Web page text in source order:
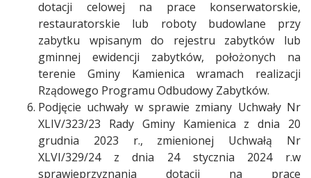
dotacji celowej na prace konserwatorskie,
restauratorskie lub roboty budowlane przy
zabytku wpisanym do rejestru zabytków lub
gminnej ewidencji zabytków, położonych na
terenie Gminy Kamienica wramach realizacji
Rządowego Programu Odbudowy Zabytków.
Podjęcie uchwały w sprawie zmiany Uchwały Nr
XLIV/323/23 Rady Gminy Kamienica z dnia 20
grudnia 2023 r., zmienionej Uchwałą Nr
XLVI/329/24 z dnia 24 stycznia 2024 r.w
sprawieprzyznania dotacji na prace